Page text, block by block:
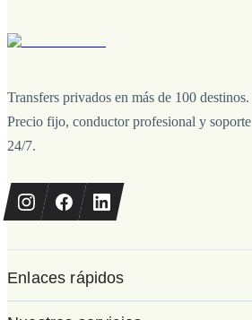
Transfers privados en más de 100 destinos.
Precio fijo, conductor profesional y soporte
24/7.
Enlaces rápidos